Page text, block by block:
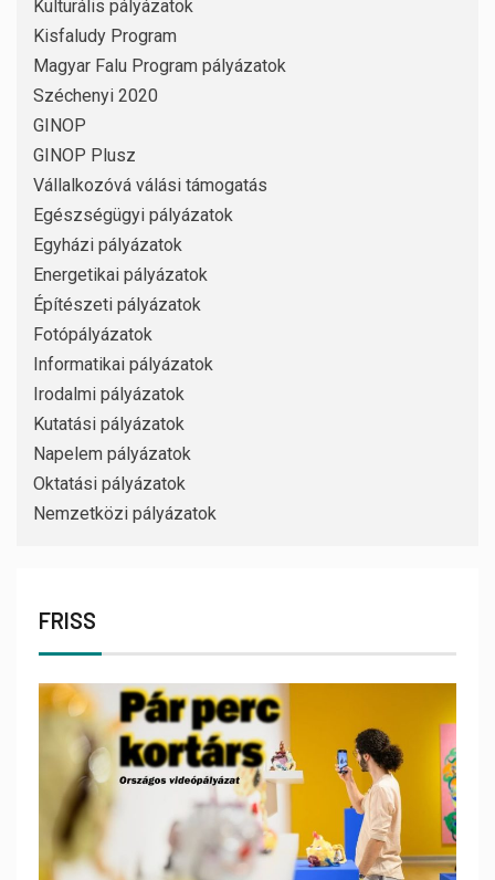
Kulturális pályázatok
Kisfaludy Program
Magyar Falu Program pályázatok
Széchenyi 2020
GINOP
GINOP Plusz
Vállalkozóvá válási támogatás
Egészségügyi pályázatok
Egyházi pályázatok
Energetikai pályázatok
Építészeti pályázatok
Fotópályázatok
Informatikai pályázatok
Irodalmi pályázatok
Kutatási pályázatok
Napelem pályázatok
Oktatási pályázatok
Nemzetközi pályázatok
FRISS